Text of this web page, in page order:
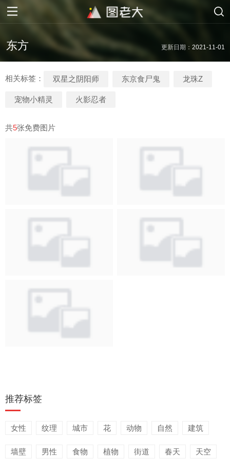
东方 更新日期： 2021-11-01
相关标签： 双星之阴阳师 东京食尸鬼 龙珠Z
宠物小精灵 火影忍者
共5张免费图片
黑芝麻为寿司带来了
独特的浓郁风味
蓝天白云下的灰白小
餐盘上摆放整齐的八
个芝麻寿司
推荐标签
女性 纹理 城市 花 动物 自然 建筑
墙壁 男性 食物 植物 街道 春天 天空